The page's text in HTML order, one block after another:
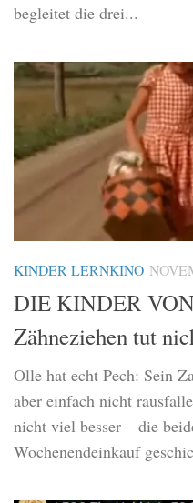
begleitet die drei...
KINDER LERNKINO
DIE KINDER
Zähneziehen tut
Olle hat echt Pech: Sein
aber einfach nicht
nicht viel besser – die
Wochenendeinkauf